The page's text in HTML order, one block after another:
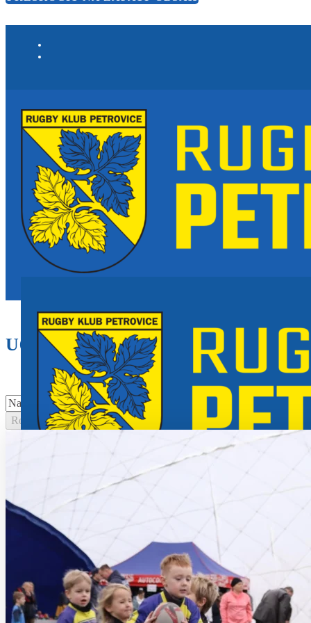
Novinky
Management klubu
Hlavní trenéři
Pronájem hřiště a klubovny
Týmy
Muži
Ženy
U6
U6(42) U8(36) U10 Aktuálně (31) U12 (30)
Resetovat filtry